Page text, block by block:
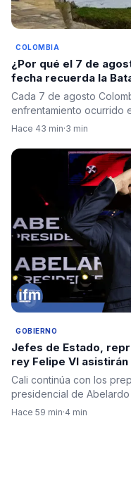
COLOMBIA
¿Por qué el 7 de
fecha recuerda la
Cada 7 de agosto
enfrentamiento ocurrido
Hace 43 min·3 min
GOBIERNO
Jefes de Estado,
rey Felipe VI
Cali
Cali continúa con los
presidencial de
Hace 59 min·4 min